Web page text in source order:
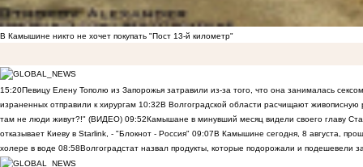
В Камышине никто не хочет покупать "Пост 13-й километр"
15:20Певицу Елену Тополю из Запорожья затравили из-за того, что она занималась
израненных отправили к хирургам 10:32В Волгоградской области расчищают
там не люди живут?!" (ВИДЕО) 09:52Камышане в минувший месяц видели своего главу
отказывает Киеву в Starlink, - "Блокнот - Россия" 09:07В Камышине сегодня, 8 августа,
холере в воде 08:58Волгоградстат назвал продукты, которые подорожали и подешевели